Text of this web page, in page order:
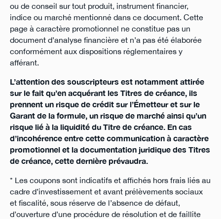
ou de conseil sur tout produit, instrument financier,
indice ou marché mentionné dans ce document. Cette
page à caractère promotionnel ne constitue pas un
document d’analyse financière et n’a pas été élaborée
conformément aux dispositions réglementaires y
afférant.
L’attention des souscripteurs est notamment attirée
sur le fait qu’en acquérant les Titres de créance, ils
prennent un risque de crédit sur l’Émetteur et sur le
Garant de la formule, un risque de marché ainsi qu’un
risque lié à la liquidité du Titre de créance. En cas
d’incohérence entre cette communication à caractère
promotionnel et la documentation juridique des Titres
de créance, cette dernière prévaudra.
* Les coupons sont indicatifs et affichés hors frais liés au
cadre d’investissement et avant prélèvements sociaux
et fiscalité, sous réserve de l’absence de défaut,
d’ouverture d’une procédure de résolution et de faillite